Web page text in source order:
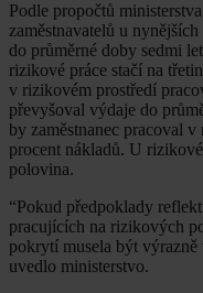
Podle propočtů
zaměstnavatelů u
do průměrné doby sedmi
rizikové práce stačí na
v rizikovém prostředí
převyšoval výdaje do
by zaměstnanec pracoval
procent nákladů. U
polovina.
“Pokud předpoklady
pracujících na rizikových
pokrytí musela být výrazně
uvedlo ministerstvo.